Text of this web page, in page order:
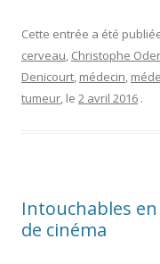
Cette entrée a été
cerveau, Christophe
Denicourt, médecin,
tumeur, le 2 avril 2016 .
Intouchables
de cinéma